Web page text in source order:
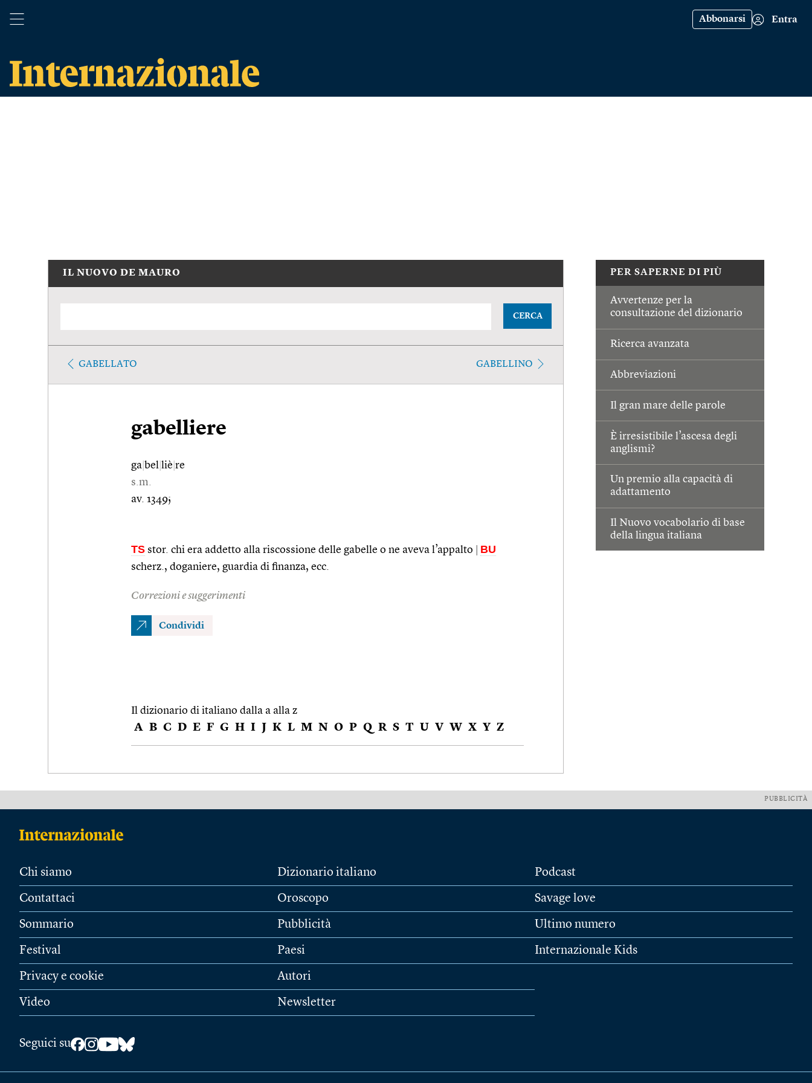
Abbonarsi Entra
PER SAPERNE DI PIÙ
Avvertenze per la
consultazione del dizionario
Ricerca avanzata
Abbreviazioni
Il gran mare delle parole
È irresistibile l’ascesa degli
anglismi?
Un premio alla capacità di
adattamento
Il Nuovo vocabolario di base
della lingua italiana
IL NUOVO DE MAURO
CERCA
GABELLATO GABELLINO
gabelliere
ga bel liè re
s.m.
av. 1349;
TS stor. chi era addetto alla riscossione delle gabelle o ne aveva l’appalto BU
scherz., doganiere, guardia di finanza, ecc.
Correzioni e suggerimenti
Condividi
Il dizionario di italiano dalla a alla z
A B C D E F G H I J K L M N O P Q R S T U V W X Y Z
PUBBLICITÀ
Chi siamo
Contattaci
Sommario
Festival
Privacy e cookie
Video
Dizionario italiano
Oroscopo
Pubblicità
Paesi
Autori
Newsletter
Podcast
Savage love
Ultimo numero
Internazionale Kids
Seguici su